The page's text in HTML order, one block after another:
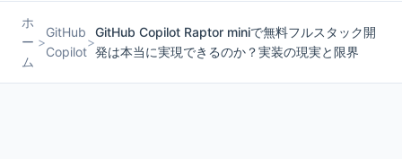
ホ
ー
ム
>
GitHub
Copilot
>
GitHub Copilot Raptor miniで無料フルスタック開
発は本当に実現できるのか？実装の現実と限界